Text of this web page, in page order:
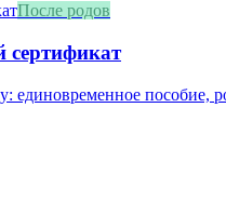
После родов
сертификат
пособие,